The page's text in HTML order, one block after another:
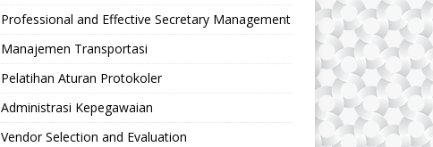
Professional and Effective Secretary Management
Manajemen Transportasi
Pelatihan Aturan Protokoler
Administrasi Kepegawaian
Vendor Selection and Evaluation